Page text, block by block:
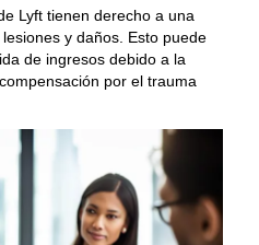
Lyft tienen derecho a una
y daños. Esto puede
de ingresos debido a la
por el trauma